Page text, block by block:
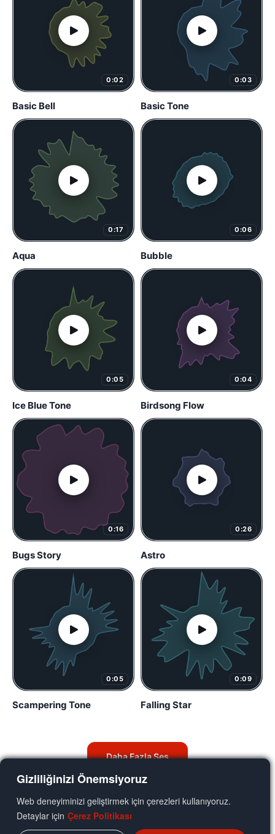
Gizliliğinizi Önemsiyoruz
Web deneyiminizi geliştirmek için çerezleri kullanıyoruz.
Detaylar için Çerez Politikası
0:02
Basic Bell
0:03
Basic Tone
0:17
Aqua
0:06
Bubble
0:05
Ice Blue Tone
0:04
Birdsong Flow
0:16
Bugs Story
0:26
Astro
0:05
Scampering Tone
0:09
Falling Star
Daha Fazla Ses